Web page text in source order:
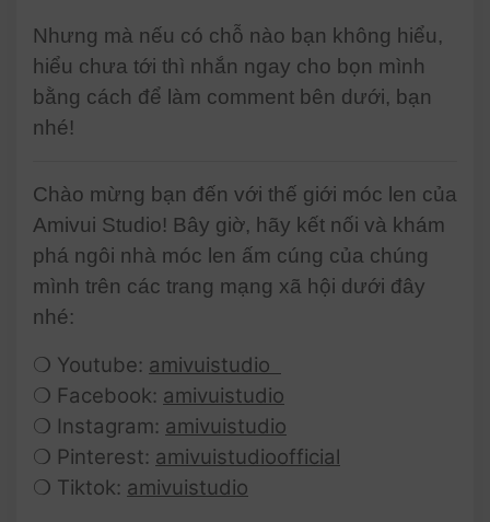
Nhưng mà nếu có chỗ nào bạn không hiểu,
hiểu chưa tới thì nhắn ngay cho bọn mình
bằng cách để làm comment bên dưới, bạn
nhé!
Chào mừng bạn đến với thế giới móc len của
Amivui Studio! Bây giờ, hãy kết nối và khám
phá ngôi nhà móc len ấm cúng của chúng
mình trên các trang mạng xã hội dưới đây
nhé:
❍ Youtube: amivuistudio
❍ Facebook: amivuistudio
❍ Instagram: amivuistudio
❍ Pinterest: amivuistudioofficial
❍ Tiktok: amivuistudio